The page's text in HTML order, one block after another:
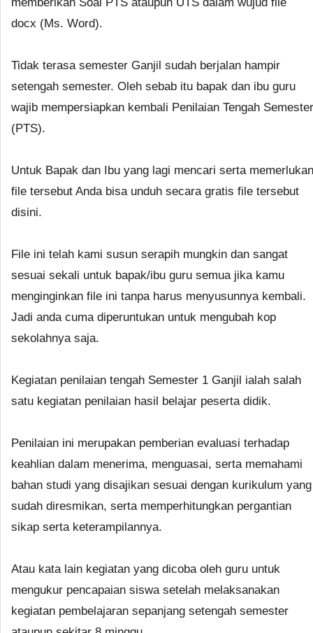
memberikan Soal PTS ataupun UTS dalam wujud file
docx (Ms. Word).
Tidak terasa semester Ganjil sudah berjalan hampir
setengah semester. Oleh sebab itu bapak dan ibu guru
wajib mempersiapkan kembali Penilaian Tengah Semester
(PTS).
Untuk Bapak dan Ibu yang lagi mencari serta memerlukan
file tersebut Anda bisa unduh secara gratis file tersebut
disini.
File ini telah kami susun serapih mungkin dan sangat
sesuai sekali untuk bapak/ibu guru semua jika kamu
menginginkan file ini tanpa harus menyusunnya kembali.
Jadi anda cuma diperuntukan untuk mengubah kop
sekolahnya saja.
Kegiatan penilaian tengah Semester 1 Ganjil ialah salah
satu kegiatan penilaian hasil belajar peserta didik.
Penilaian ini merupakan pemberian evaluasi terhadap
keahlian dalam menerima, menguasai, serta memahami
bahan studi yang disajikan sesuai dengan kurikulum yang
sudah diresmikan, serta memperhitungkan pergantian
sikap serta keterampilannya.
Atau kata lain kegiatan yang dicoba oleh guru untuk
mengukur pencapaian siswa setelah melaksanakan
kegiatan pembelajaran sepanjang setengah semester